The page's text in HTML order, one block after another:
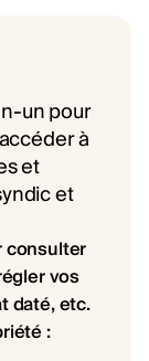
un pour
à
et
et
consulter
vos
daté, etc.
: